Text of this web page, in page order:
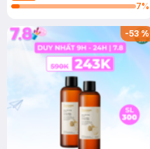
7%
-53%